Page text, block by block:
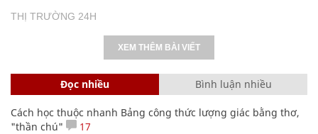
THỊ TRƯỜNG 24H
XEM THÊM BÀI VIẾT
Đọc nhiều Bình luận nhiều
Cách học thuộc nhanh Bảng công thức lượng giác bằng thơ,
"thần chú"
17